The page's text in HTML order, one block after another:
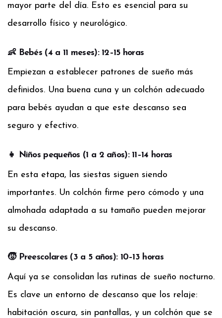
mayor parte del día. Esto es esencial para su
desarrollo físico y neurológico.
👶 Bebés (4 a 11 meses): 12–15 horas
Empiezan a establecer patrones de sueño más
definidos. Una buena cuna y un colchón adecuado
para bebés ayudan a que este descanso sea
seguro y efectivo.
👧 Niños pequeños (1 a 2 años): 11–14 horas
En esta etapa, las siestas siguen siendo
importantes. Un colchón firme pero cómodo y una
almohada adaptada a su tamaño pueden mejorar
su descanso.
🧒 Preescolares (3 a 5 años): 10–13 horas
Aquí ya se consolidan las rutinas de sueño nocturno.
Es clave un entorno de descanso que los relaje:
habitación oscura, sin pantallas, y un colchón que se